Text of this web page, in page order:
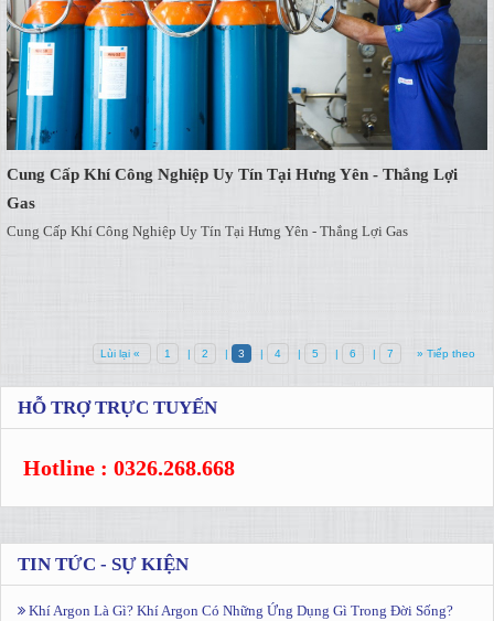
Cung Cấp Khí Công Nghiệp Uy Tín Tại Hưng Yên - Thắng Lợi
Gas
Cung Cấp Khí Công Nghiệp Uy Tín Tại Hưng Yên - Thắng Lợi Gas
Lùi lại « 1 | 2 | 3 | 4 | 5 | 6 | 7 » Tiếp theo
HỖ TRỢ TRỰC TUYẾN
Hotline : 0326.268.668
TIN TỨC - SỰ KIỆN
Khí Argon Là Gì? Khí Argon Có Những Ứng Dụng Gì Trong Đời Sống?